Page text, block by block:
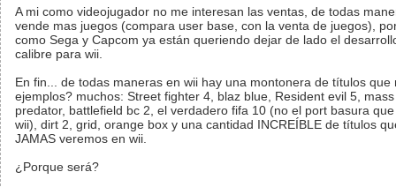
A mi como videojugador no me interesan las ventas, de todas
vende mas juegos (compara user base, con la venta de juegos),
como Sega y Capcom ya están queriendo dejar de lado el
calibre para wii.
En fin... de todas maneras en wii hay una montonera de títulos que
ejemplos? muchos: Street fighter 4, blaz blue, Resident evil 5,
predator, battlefield bc 2, el verdadero fifa 10 (no el port basura
wii), dirt 2, grid, orange box y una cantidad INCREÍBLE de títulos
JAMAS veremos en wii.
¿Porque será?